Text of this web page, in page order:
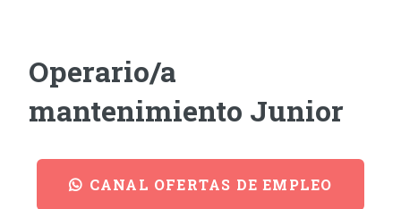
Operario/a
mantenimiento Junior
CANAL OFERTAS DE EMPLEO